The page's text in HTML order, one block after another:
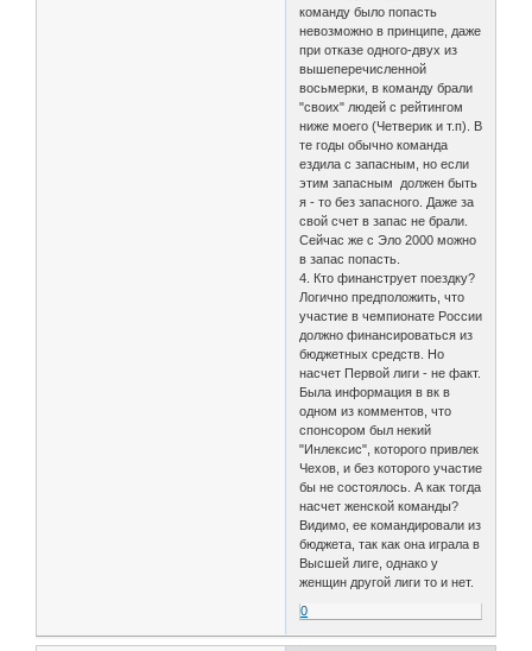
команду было попасть
невозможно в принципе, даже
при отказе одного-двух из
вышеперечисленной
восьмерки, в команду брали
"своих" людей с рейтингом
ниже моего (Четверик и т.п). В
те годы обычно команда
ездила с запасным, но если
этим запасным должен быть
я - то без запасного. Даже за
свой счет в запас не брали.
Сейчас же с Эло 2000 можно
в запас попасть.
4. Кто финанструет поездку?
Логично предположить, что
участие в чемпионате России
должно финансироваться из
бюджетных средств. Но
насчет Первой лиги - не факт.
Была информация в вк в
одном из комментов, что
спонсором был некий
"Инлексис", которого привлек
Чехов, и без которого участие
бы не состоялось. А как тогда
насчет женской команды?
Видимо, ее командировали из
бюджета, так как она играла в
Высшей лиге, однако у
женщин другой лиги то и нет.
0